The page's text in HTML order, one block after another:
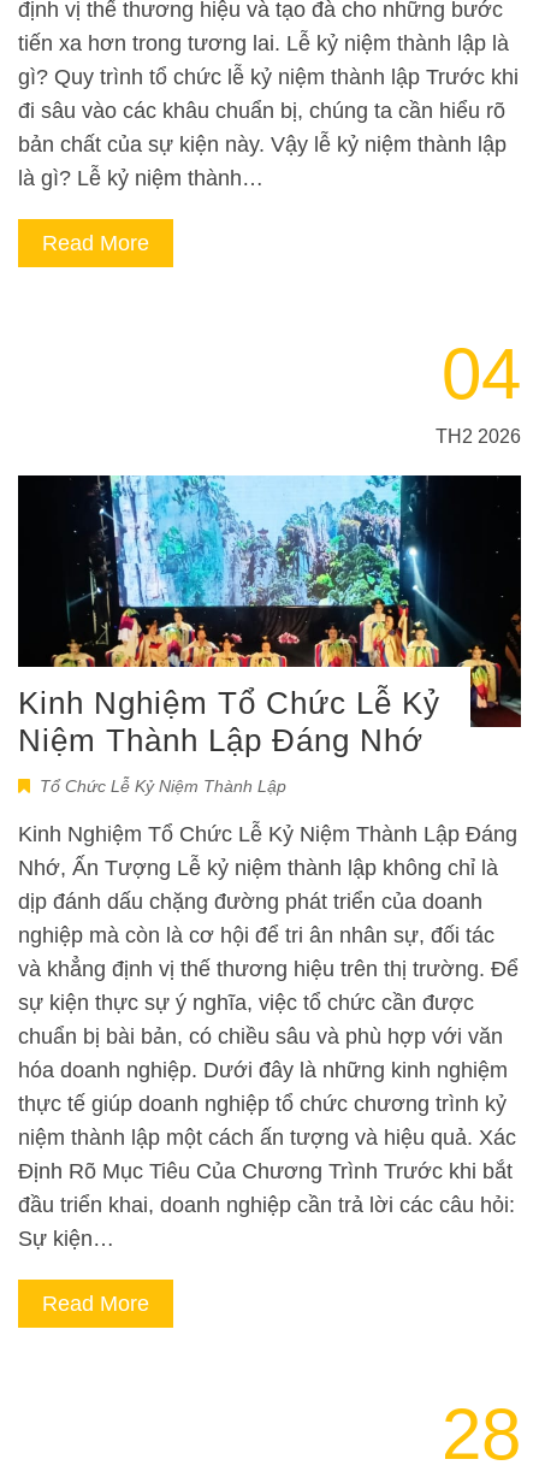
định vị thế thương hiệu và tạo đà cho những bước
tiến xa hơn trong tương lai. Lễ kỷ niệm thành lập là
gì? Quy trình tổ chức lễ kỷ niệm thành lập Trước khi
đi sâu vào các khâu chuẩn bị, chúng ta cần hiểu rõ
bản chất của sự kiện này. Vậy lễ kỷ niệm thành lập
là gì? Lễ kỷ niệm thành…
Read More
04
TH2 2026
Kinh Nghiệm Tổ Chức Lễ Kỷ
Niệm Thành Lập Đáng Nhớ
Tổ Chức Lễ Kỷ Niệm Thành Lập
Kinh Nghiệm Tổ Chức Lễ Kỷ Niệm Thành Lập Đáng
Nhớ, Ấn Tượng Lễ kỷ niệm thành lập không chỉ là
dịp đánh dấu chặng đường phát triển của doanh
nghiệp mà còn là cơ hội để tri ân nhân sự, đối tác
và khẳng định vị thế thương hiệu trên thị trường. Để
sự kiện thực sự ý nghĩa, việc tổ chức cần được
chuẩn bị bài bản, có chiều sâu và phù hợp với văn
hóa doanh nghiệp. Dưới đây là những kinh nghiệm
thực tế giúp doanh nghiệp tổ chức chương trình kỷ
niệm thành lập một cách ấn tượng và hiệu quả. Xác
Định Rõ Mục Tiêu Của Chương Trình Trước khi bắt
đầu triển khai, doanh nghiệp cần trả lời các câu hỏi:
Sự kiện…
Read More
28